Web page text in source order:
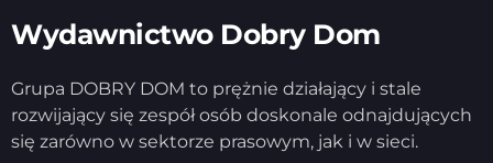
Wydawnictwo Dobry Dom
Grupa DOBRY DOM to prężnie działający i stale
rozwijający się zespół osób doskonale odnajdujących
się zarówno w sektorze prasowym, jak i w sieci.